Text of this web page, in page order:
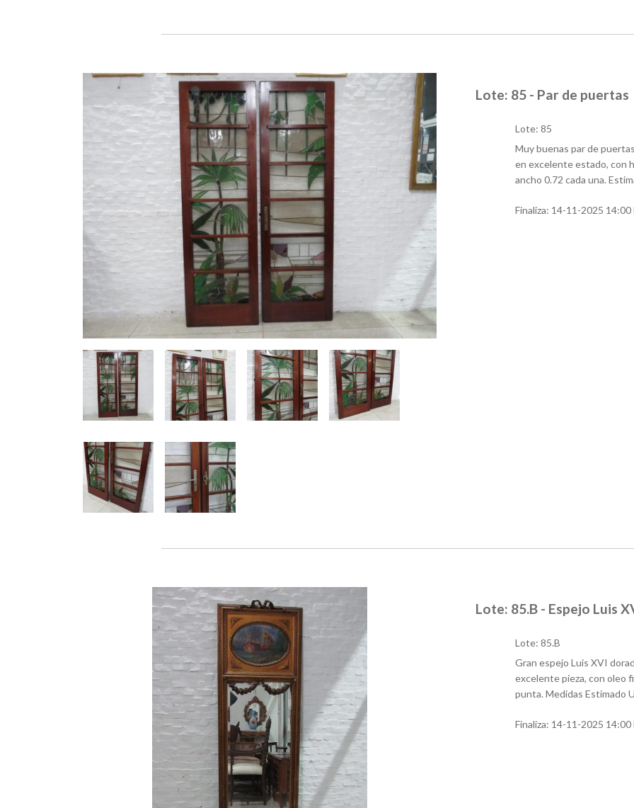
Lote: 85 - Par de puertas
Lote: 85
Muy buenas par de
en excelente estado, con
ancho 0.72 cada una.
Finaliza: 14-11-2025 14:00
Lote: 85.B - Espejo Luis
Lote: 85.B
Gran espejo Luis XVI
excelente pieza, con oleo
punta. Medidas Estimado
Finaliza: 14-11-2025 14:00